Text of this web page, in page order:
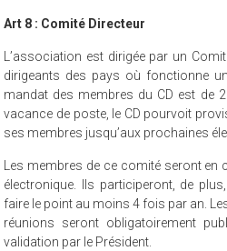
Art 8 : Comité Directeur
L’association est dirigée par un
dirigeants des pays où fonctionne
mandat des membres du CD est de
vacance de poste, le CD pourvoit
ses membres jusqu’aux prochaines
Les membres de ce comité seront en
électronique. Ils participeront, de
faire le point au moins 4 fois par an.
réunions seront obligatoirement
validation par le Président.